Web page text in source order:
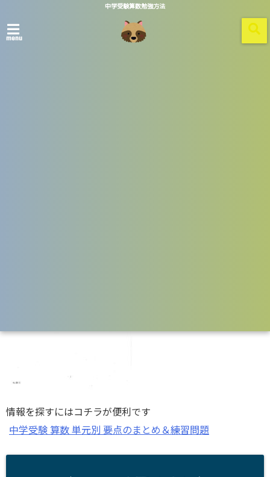
中学受験算数勉強方法
menu
情報を探すにはコチラが便利です
中学受験 算数 単元別 要点のまとめ＆練習問題